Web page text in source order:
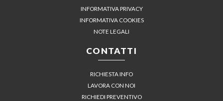
INFORMATIVA PRIVACY
INFORMATIVA COOKIES
NOTE LEGALI
CONTATTI
RICHIESTA INFO
LAVORA CON NOI
RICHIEDI PREVENTIVO